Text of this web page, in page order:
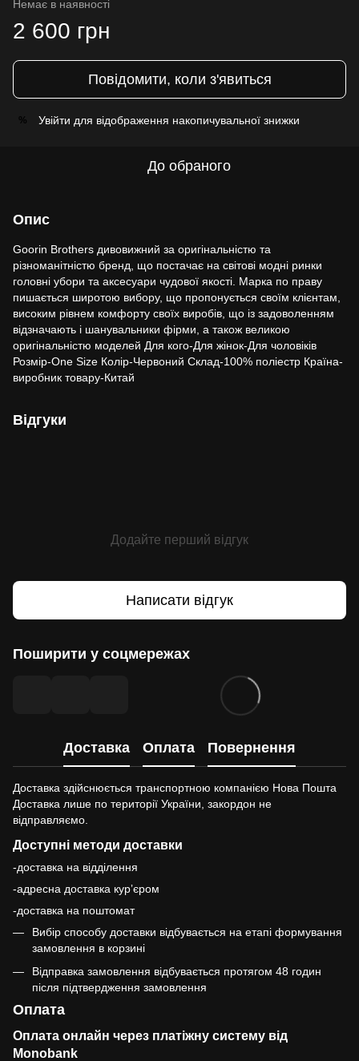
Немає в наявності
2 600 грн
Повідомити, коли з'явиться
% Увійти для відображення накопичувальної знижки
До обраного
Опис
Goorin Brothers дивовижний за оригінальністю та
різноманітністю бренд, що постачає на світові модні ринки
головні убори та аксесуари чудової якості. Марка по праву
пишається широтою вибору, що пропонується своїм клієнтам,
високим рівнем комфорту своїх виробів, що із задоволенням
відзначають і шанувальники фірми, а також великою
оригінальністю моделей Для кого-Для жінок-Для чоловіків
Розмір-One Size Колір-Червоний Склад-100% поліестр Країна-
виробник товару-Китай
Відгуки
Додайте перший відгук
Написати відгук
Поширити у соцмережах
Доставка Оплата Повернення
Доставка здійснюється транспортною компанією Нова Пошта
Доставка лише по території України, закордон не
відправляємо.
Доступні методи доставки
-доставка на відділення
-адресна доставка курʼєром
-доставка на поштомат
Вибір способу доставки відбувається на етапі формування
замовлення в корзині
Відправка замовлення відбувається протягом 48 годин
після підтвердження замовлення
Оплата
Оплата онлайн через платіжну систему від
Monobank